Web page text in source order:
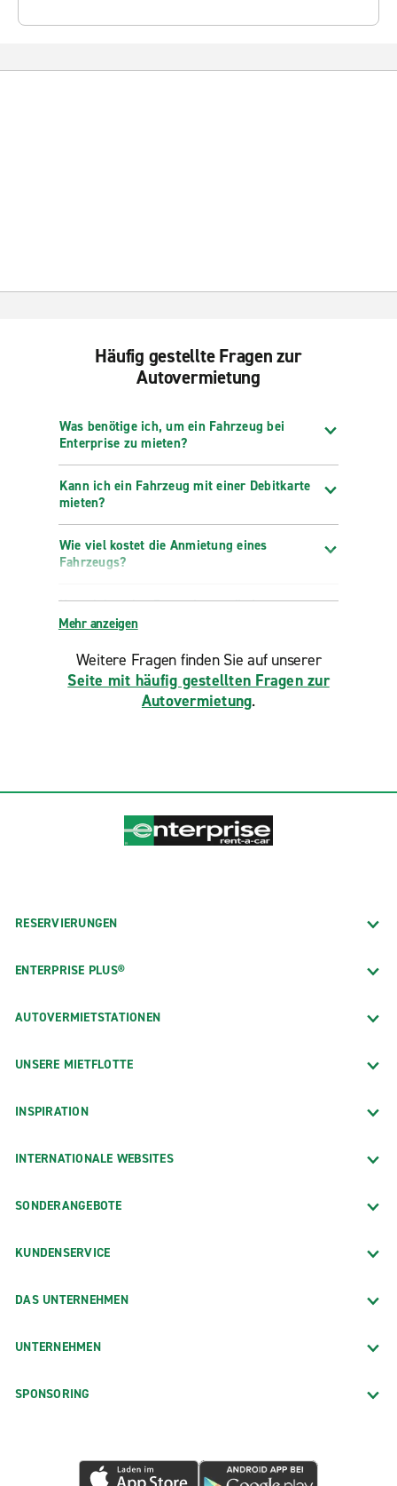
Häufig gestellte Fragen zur
Autovermietung
Was benötige ich, um ein Fahrzeug bei
Enterprise zu mieten?
Kann ich ein Fahrzeug mit einer Debitkarte
mieten?
Wie viel kostet die Anmietung eines
Fahrzeugs?
Kann ich meine Reservierung ändern,
verlängern oder stornieren?
Mehr anzeigen
Weitere Fragen finden Sie auf unserer
Seite mit häufig gestellten Fragen zur
Autovermietung.
RESERVIERUNGEN
ENTERPRISE PLUS®
AUTOVERMIETSTATIONEN
UNSERE MIETFLOTTE
INSPIRATION
INTERNATIONALE WEBSITES
SONDERANGEBOTE
KUNDENSERVICE
DAS UNTERNEHMEN
UNTERNEHMEN
SPONSORING